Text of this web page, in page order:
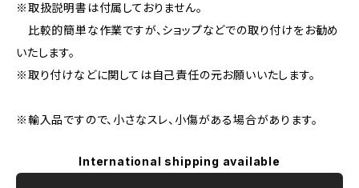
※取扱説明書は付属しておりません。
比較的簡単な作業ですが、ショップなどでの取り付けをお勧め
いたします。
※取り付けなどに関しては自己責任の元お願いいたします。
※輸入品ですので、小さなスレ、小傷がある場合があります。
International shipping available